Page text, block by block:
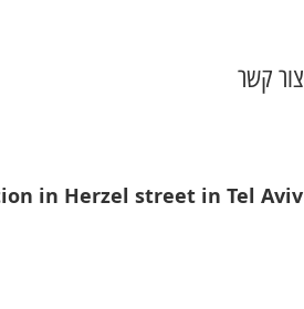
צור קשר
in Herzel street in Tel Aviv